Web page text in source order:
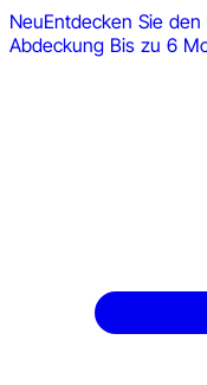
NeuEntdecken Sie den
Abdeckung Bis zu 6